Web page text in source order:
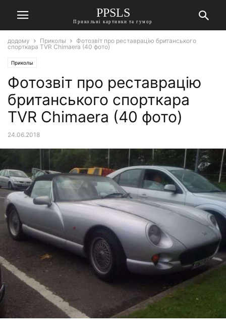
PPSLS
Прикольні картинки та гумор
додому Приколы
Фотозвіт про реставрацію британського
спорткара TVR Chimaera (40 фото)
Приколы
Фотозвіт про реставрацію
британського спорткара
TVR Chimaera (40 фото)
24.06.2018